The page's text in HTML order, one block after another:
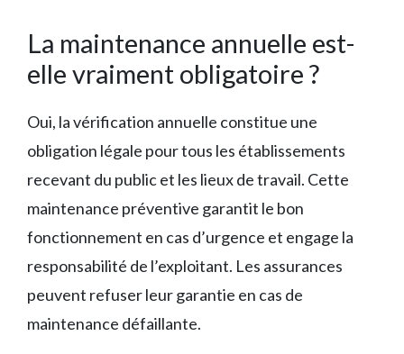
La maintenance annuelle est-
elle vraiment obligatoire ?
Oui, la vérification annuelle constitue une
obligation légale pour tous les établissements
recevant du public et les lieux de travail. Cette
maintenance préventive garantit le bon
fonctionnement en cas d’urgence et engage la
responsabilité de l’exploitant. Les assurances
peuvent refuser leur garantie en cas de
maintenance défaillante.